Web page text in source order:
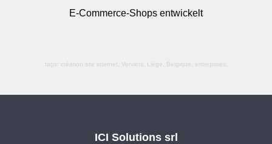
E-Commerce-Shops entwickelt
tags: création site internet, Verviers, Liège, Belgique , entreprises.
ICI Solutions srl